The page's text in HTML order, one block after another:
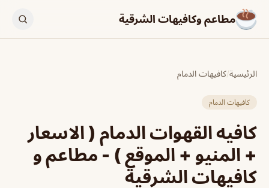
مطاعم وكافيهات الشرقية
الرئيسية/كافيهات الدمام
كافيهات الدمام
كافيه القهوات الدمام ( الاسعار
+ المنيو + الموقع ) - مطاعم و
كافيهات الشرقية